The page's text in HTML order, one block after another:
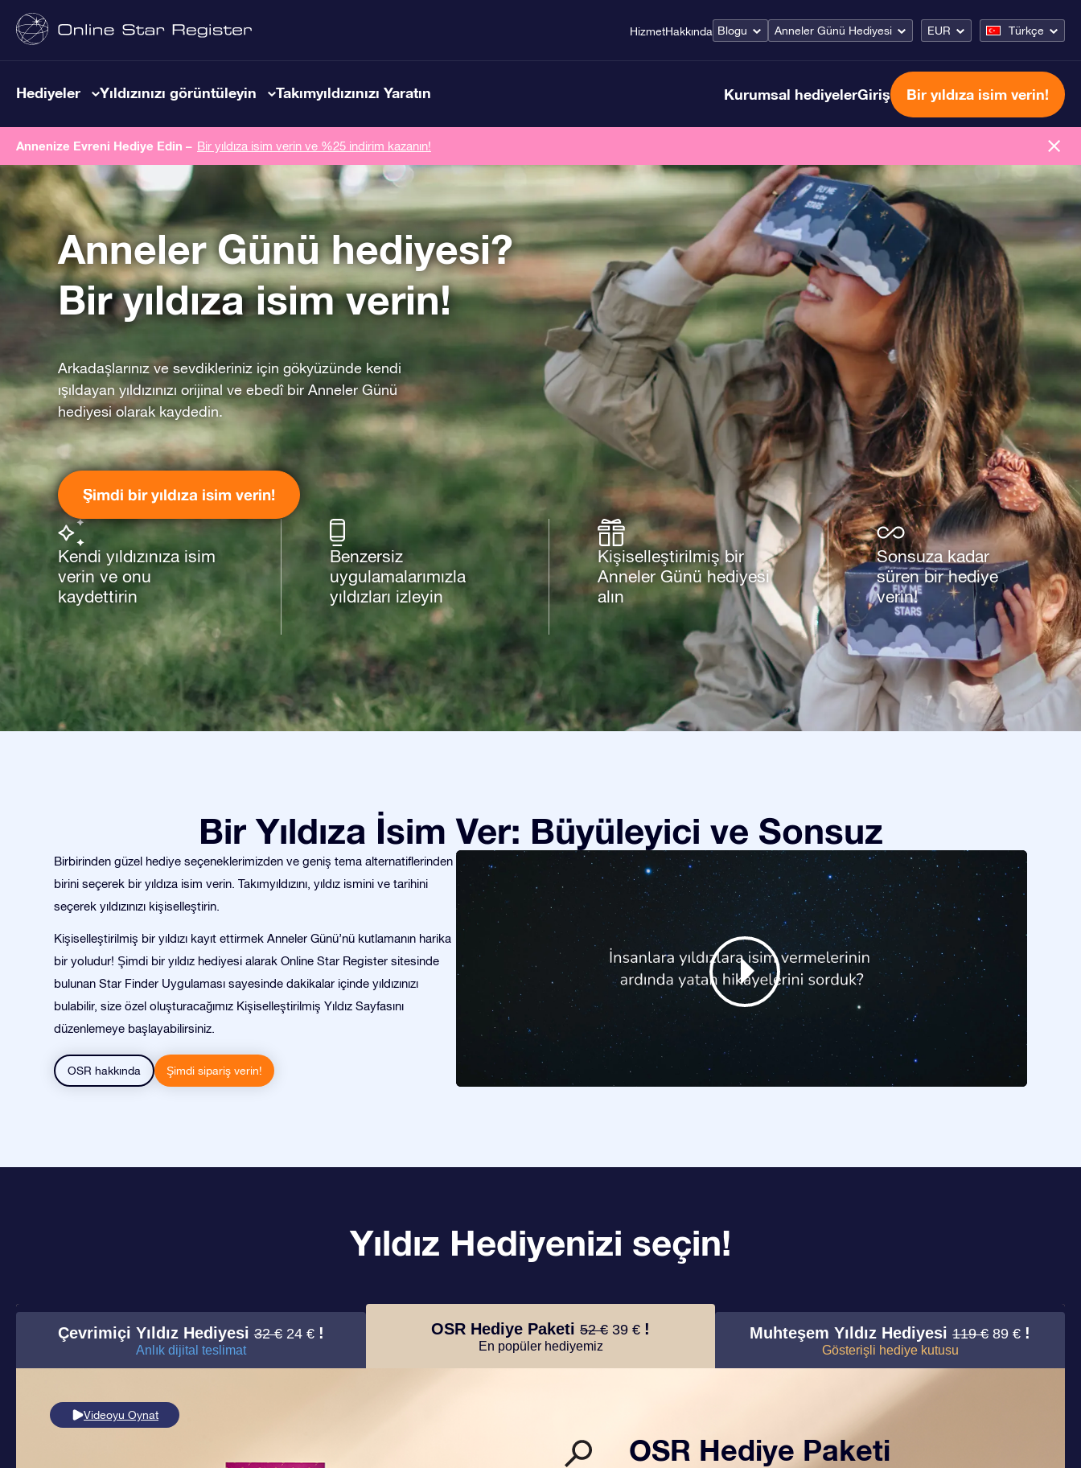
HizmetHakkında Blogu Anneler Günü Hediyesi EUR Türkçe
Hediyeler Yıldızınızı görüntüleyin Takımyıldızınızı Yaratın Kurumsal hediyelerGiriş Bir yıldıza isim verin!
Annenize Evreni Hediye Edin – Bir yıldıza isim verin ve %25 indirim kazanın!
Anneler Günü hediyesi?
Bir yıldıza isim verin!
Arkadaşlarınız ve sevdikleriniz için gökyüzünde kendi
ışıldayan yıldızınızı orijinal ve ebedî bir Anneler Günü
hediyesi olarak kaydedin.
Şimdi bir yıldıza isim verin!
Kendi yıldızınıza isim
verin ve onu
kaydettirin
Benzersiz
uygulamalarımızla
yıldızları izleyin
Kişiselleştirilmiş bir
Anneler Günü hediyesi
alın
Sonsuza kadar
süren bir hediye
verin!
Bir Yıldıza İsim Ver: Büyüleyici ve Sonsuz
Birbirinden güzel hediye seçeneklerimizden ve geniş tema alternatiflerinden
birini seçerek bir yıldıza isim verin. Takımyıldızını, yıldız ismini ve tarihini
seçerek yıldızınızı kişiselleştirin.
Kişiselleştirilmiş bir yıldızı kayıt ettirmek Anneler Günü’nü kutlamanın harika
bir yoludur! Şimdi bir yıldız hediyesi alarak Online Star Register sitesinde
bulunan Star Finder Uygulaması sayesinde dakikalar içinde yıldızınızı
bulabilir, size özel oluşturacağımız Kişiselleştirilmiş Yıldız Sayfasını
düzenlemeye başlayabilirsiniz.
OSR hakkında Şimdi sipariş verin!
Yıldız Hediyenizi seçin!
Çevrimiçi Yıldız Hediyesi32 € 24 € !
Anlık dijital teslimat
OSR Hediye Paketi 52 € 39 € !
En popüler hediyemiz
Muhteşem Yıldız Hediyesi119 € 89 € !
Gösterişli hediye kutusu
Videoyu Oynat
OSR Hediye Paketi